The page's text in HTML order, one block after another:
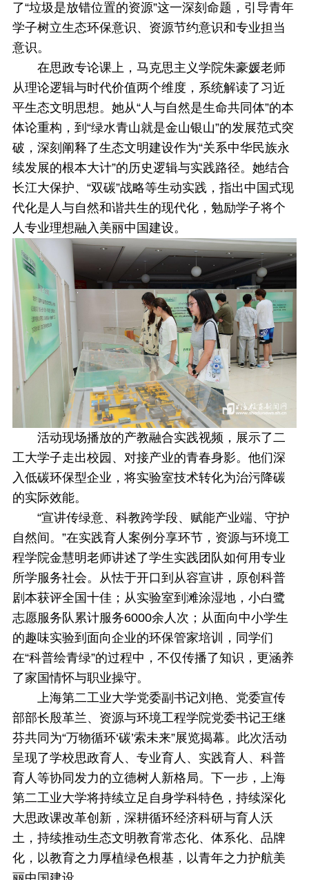
了“垃圾是放错位置的资源”这一深刻命题，引导青年
学子树立生态环保意识、资源节约意识和专业担当
意识。
在思政专论课上，马克思主义学院朱豪媛老师
从理论逻辑与时代价值两个维度，系统解读了习近
平生态文明思想。她从“人与自然是生命共同体”的本
体论重构，到“绿水青山就是金山银山”的发展范式突
破，深刻阐释了生态文明建设作为“关系中华民族永
续发展的根本大计”的历史逻辑与实践路径。她结合
长江大保护、“双碳”战略等生动实践，指出中国式现
代化是人与自然和谐共生的现代化，勉励学子将个
人专业理想融入美丽中国建设。
活动现场播放的产教融合实践视频，展示了二
工大学子走出校园、对接产业的青春身影。他们深
入低碳环保型企业，将实验室技术转化为治污降碳
的实际效能。
“宣讲传绿意、科教跨学段、赋能产业端、守护
自然间。”在实践育人案例分享环节，资源与环境工
程学院金慧明老师讲述了学生实践团队如何用专业
所学服务社会。从怯于开口到从容宣讲，原创科普
剧本获评全国十佳；从实验室到滩涂湿地，小白鹭
志愿服务队累计服务6000余人次；从面向中小学生
的趣味实验到面向企业的环保管家培训，同学们
在“科普绘青绿”的过程中，不仅传播了知识，更涵养
了家国情怀与职业操守。
上海第二工业大学党委副书记刘艳、党委宣传
部部长殷革兰、资源与环境工程学院党委书记王继
芬共同为“万物循环‘碳’索未来”展览揭幕。此次活动
呈现了学校思政育人、专业育人、实践育人、科普
育人等协同发力的立德树人新格局。下一步，上海
第二工业大学将持续立足自身学科特色，持续深化
大思政课改革创新，深耕循环经济科研与育人沃
土，持续推动生态文明教育常态化、体系化、品牌
化，以教育之力厚植绿色根基，以青年之力护航美